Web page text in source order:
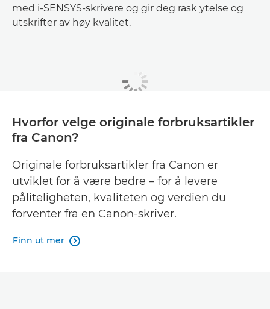
med i-SENSYS-skrivere og gir deg rask ytelse og
utskrifter av høy kvalitet.
Hvorfor velge originale forbruksartikler
fra Canon?
Originale forbruksartikler fra Canon er
utviklet for å være bedre – for å levere
påliteligheten, kvaliteten og verdien du
forventer fra en Canon-skriver.
Finn ut mer 